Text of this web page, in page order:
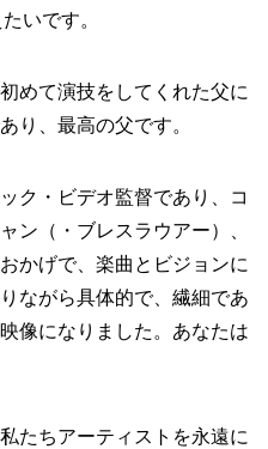
いです。
めて演技をしてくれた父に
り、最高の父です。
ク・ビデオ監督であり、コ
ン（・ブレスラウアー）、
かげで、楽曲とビジョンに
ながら具体的で、繊細であ
像になりました。あなたは
たちアーティストを永遠に